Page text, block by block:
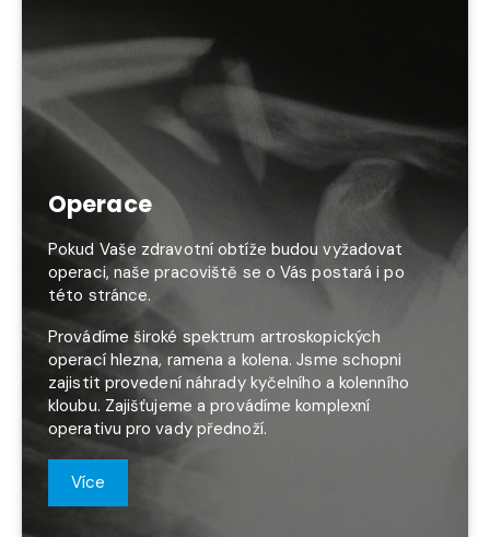
Operace
Pokud Vaše zdravotní obtíže budou vyžadovat
operaci, naše pracoviště se o Vás postará i po
této stránce.
Provádíme široké spektrum artroskopických
operací hlezna, ramena a kolena. Jsme schopni
zajistit provedení náhrady kyčelního a kolenního
kloubu. Zajišťujeme a provádíme komplexní
operativu pro vady přednoží.
Více